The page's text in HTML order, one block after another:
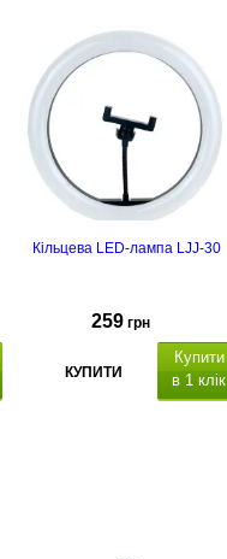
Кільцева LED-лампа LJJ-30
259 грн
КУПИТИ
Купити
в 1 клік